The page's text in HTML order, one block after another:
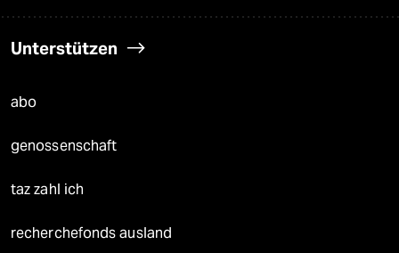
Unterstützen
abo
genossenschaft
taz zahl ich
recherchefonds ausland